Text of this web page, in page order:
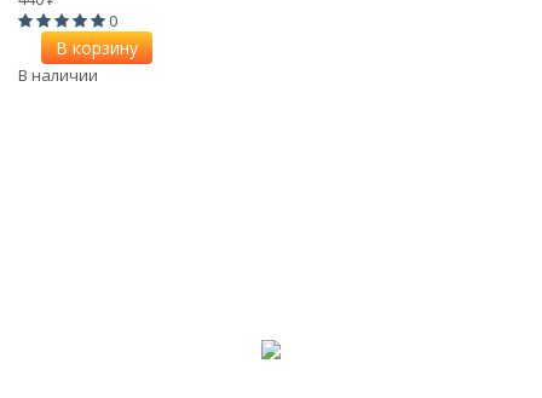
0
В корзину
В наличии